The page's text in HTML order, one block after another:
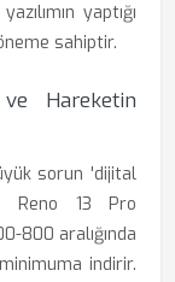
yaptığı
sahiptir.
ve Hareketin
sorun 'dijital
Reno 13 Pro
800 aralığında
indirir.